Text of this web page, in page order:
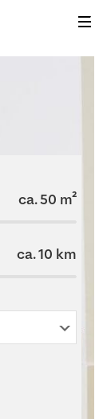
ca.50 m²
ca.10 km